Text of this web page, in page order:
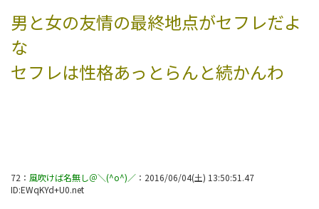
男と女の友情の最終地点がセフレだよ
な
セフレは性格あっとらんと続かんわ
72 ： 風吹けば名無し＠＼(^o^)／ ： 2016/06/04(土) 13:50:51.47
ID:EWqKYd+U0.net